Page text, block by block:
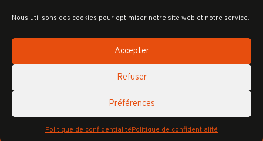
Nous utilisons des cookies pour optimiser notre site web et notre service.
Accepter
Refuser
Préférences
Politique de confidentialitéPolitique de confidentialité
Création Com Together
LGH 2026 - Tous droits réservés